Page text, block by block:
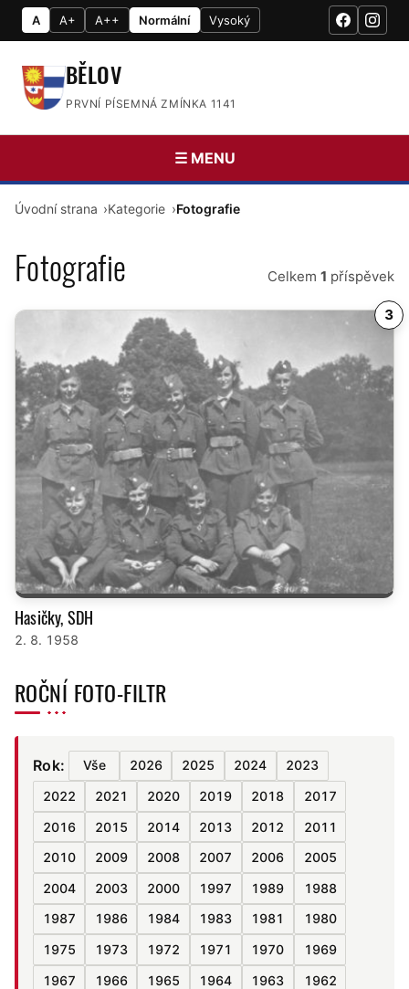
A A+ A++ Normální Vysoký
BĚLOV
PRVNÍ PÍSEMNÁ ZMÍNKA 1141
☰ MENU
Úvodní strana Kategorie Fotografie
Fotografie Celkem 1 příspěvek
3
Hasičky, SDH
2. 8. 1958
ROČNÍ FOTO-FILTR
Rok: Vše 2026 2025 2024
2023
2022
2021 2020 2019 2018
2017
2016
2015 2014 2013 2012
2011
2010
2009 2008 2007 2006
2005
2004
2003 2000 1997 1989
1988
1987
1986 1984 1983 1981
1980
1975
1973 1972 1971 1970
1969
1967
1966 1965 1964 1963
1962